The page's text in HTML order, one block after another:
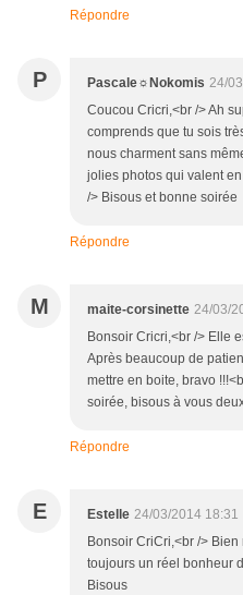
Répondre
P Pascale☼Nokomis 24/
Coucou Cricri,<br /> Ah
comprends que tu sois
nous charment sans
jolies photos qui valent
/> Bisous et bonne soirée
Répondre
M maite-corsinette 24/03/
Bonsoir Cricri,<br /> Elle
Après beaucoup de
mettre en boite, bravo
soirée, bisous à vous
Répondre
E Estelle 24/03/2014 18:31
Bonsoir CriCri,<br />
toujours un réel bonheur
Bisous